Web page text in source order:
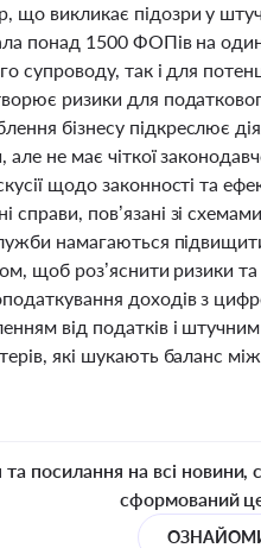
викликає підозри у
понад 1500 ФОПів на
супроводу, так і для
ризики для
бізнесу підкреслює
але не має чіткої
щодо законності та
справи, пов’язані зі
намагаються
щоб роз’яснити ризики
доходів з
від податків і
які шукають баланс
посилання на всі новини,
сформований